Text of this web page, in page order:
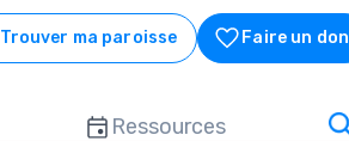
Trouver ma paroisse Faire un don
Ressources